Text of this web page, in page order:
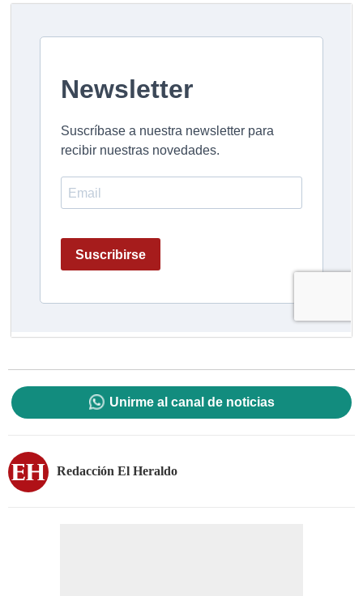
Unirme al canal de noticias
Redacción El Heraldo